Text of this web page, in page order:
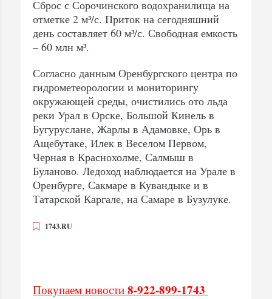
Сброс с Сорочинского водохранилища на
отметке 2 м³/с. Приток на сегодняшний
день составляет 60 м³/с. Свободная емкость
– 60 млн м³.
Согласно данным Оренбургского центра по
гидрометеорологии и мониторингу
окружающей среды, очистились ото льда
реки Урал в Орске, Большой Кинель в
Бугуруслане, Жарлы в Адамовке, Орь в
Ащебутаке, Илек в Веселом Первом,
Черная в Краснохолме, Салмыш в
Буланово. Ледоход наблюдается на Урале в
Оренбурге, Сакмаре в Кувандыке и в
Татарской Каргале, на Самаре в Бузулуке.
1743.RU
Покупаем новости 8-922-899-1743